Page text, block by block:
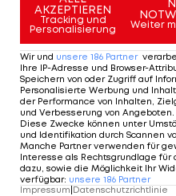
fußballerisch
gesteigert. So kann es
bei Drazan die Freude
Auffallend gut
Stürmer Terrence Boyd.
Offensivspieler legten
einen Treffer auf und
gefährlich in Erscheinung.
AKZEPTIEREN
Tracking und
Personalisierung
Weiter
Wir und unsere 186 Partner
Ihre IP-Adresse und Browser-
Speichern von oder Zugriff auf
Personalisierte Werbung und
der Performance von Inhalten,
und Verbesserung von Angeboten
Diese Zwecke können unter
und Identifikation durch Scannen
Manche Partner verwenden für
Interesse als Rechtsgrundlage
dazu, sowie die Möglichkeit Ihr
verfügbar: unsere 186 Partner
Impressum|Datenschutzrichtlinie